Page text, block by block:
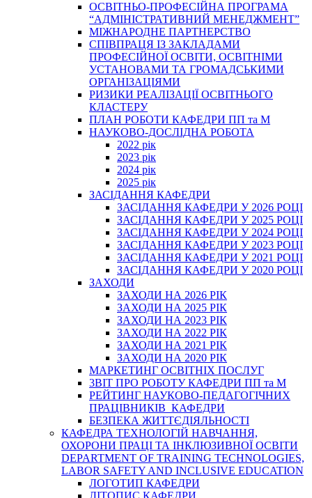
ОСВІТНЬО-ПРОФЕСІЙНА ПРОГРАМА
“АДМІНІСТРАТИВНИЙ МЕНЕДЖМЕНТ”
МІЖНАРОДНЕ ПАРТНЕРСТВО
СПІВПРАЦЯ ІЗ ЗАКЛАДАМИ
ПРОФЕСІЙНОЇ ОСВІТИ, ОСВІТНІМИ
УСТАНОВАМИ ТА ГРОМАДСЬКИМИ
ОРГАНІЗАЦІЯМИ
РИЗИКИ РЕАЛІЗАЦІЇ ОСВІТНЬОГО
КЛАСТЕРУ
ПЛАН РОБОТИ КАФЕДРИ ПП та М
НАУКОВО-ДОСЛІДНА РОБОТА
2022 рік
2023 рік
2024 рік
2025 рік
ЗАСІДАННЯ КАФЕДРИ
ЗАСІДАННЯ КАФЕДРИ У 2026 РОЦІ
ЗАСІДАННЯ КАФЕДРИ У 2025 РОЦІ
ЗАСІДАННЯ КАФЕДРИ У 2024 РОЦІ
ЗАСІДАННЯ КАФЕДРИ У 2023 РОЦІ
ЗАСІДАННЯ КАФЕДРИ У 2021 РОЦІ
ЗАСІДАННЯ КАФЕДРИ У 2020 РОЦІ
ЗАХОДИ
ЗАХОДИ НА 2026 РІК
ЗАХОДИ НА 2025 РІК
ЗАХОДИ НА 2023 РІК
ЗАХОДИ НА 2022 РІК
ЗАХОДИ НА 2021 РІК
ЗАХОДИ НА 2020 РІК
МАРКЕТИНГ ОСВІТНІХ ПОСЛУГ
3BIT ПРО РОБОТУ КАФЕДРИ ПП та М
РЕЙТИНГ НАУКОВО-ПЕДАГОГІЧНИХ
ПРАЦІВНИКІВ КАФЕДРИ
БЕЗПЕКА ЖИТТЄДІЯЛЬНОСТІ
КАФЕДРА ТЕХНОЛОГІЙ НАВЧАННЯ,
ОХОРОНИ ПРАЦІ ТА ІНКЛЮЗИВНОЇ ОСВІТИ
DEPARTMENT OF TRAINING TECHNOLOGIES,
LABOR SAFETY AND INCLUSIVE EDUCATION
ЛОГОТИП КАФЕДРИ
ЛІТОПИС КАФЕДРИ